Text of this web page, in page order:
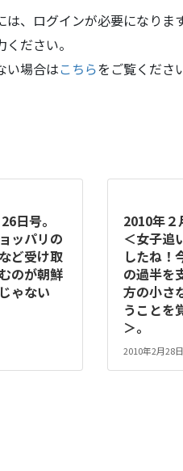
は、ログインが必要になりま
ださい。
い場合はこちらをご覧くださ
日号。
ッパリの
ど受け取
のが朝鮮
ゃない
2010年２
＜女子追
したね！
の過半を
方の小さ
うことを
＞。
2010年2月28日